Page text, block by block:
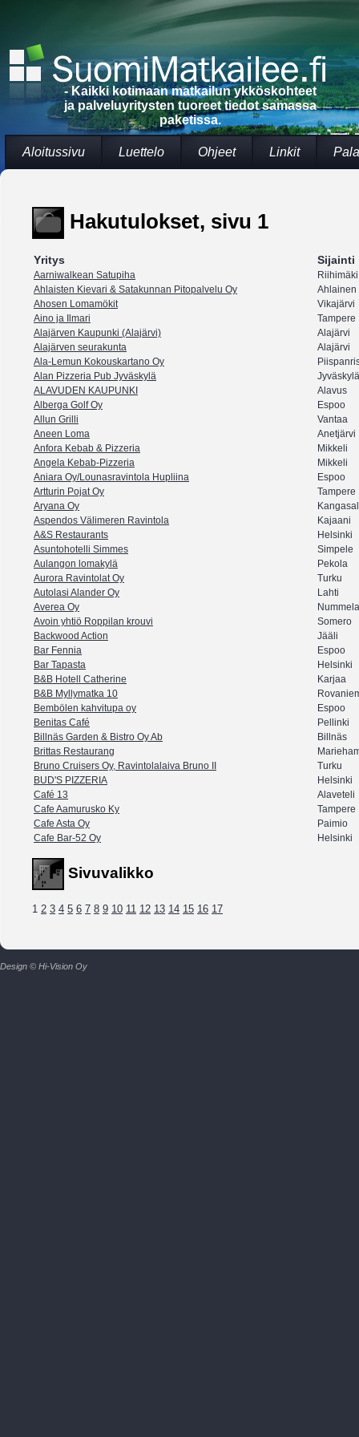
- Kaikki kotimaan matkailun ykköskohteet
ja palveluyritysten tuoreet tiedot samassa
paketissa.
Aloitussivu Luettelo Ohjeet Linkit
Hakutulokset, sivu 1
Yritys Sijainti
Aarniwalkean Satupiha
Riihimäki
Ahlaisten Kievari & Satakunnan Pitopalvelu Oy
Ahlainen
Ahosen Lomamökit
Vikajärvi
Aino ja Ilmari
Tampere
Alajärven Kaupunki (Alajärvi)
Alajärvi
Alajärven seurakunta
Alajärvi
Ala-Lemun Kokouskartano Oy
Alan Pizzeria Pub Jyväskylä
Jyväskylä
ALAVUDEN KAUPUNKI
Alavus
Alberga Golf Oy
Espoo
Allun Grilli
Vantaa
Aneen Loma
Anetjärvi
Anfora Kebab & Pizzeria
Mikkeli
Angela Kebab-Pizzeria
Mikkeli
Aniara Oy/Lounasravintola Hupliina
Espoo
Artturin Pojat Oy
Tampere
Aryana Oy
Aspendos Välimeren Ravintola
Kajaani
A&S Restaurants
Helsinki
Asuntohotelli Simmes
Simpele
Aulangon lomakylä
Pekola
Aurora Ravintolat Oy
Turku
Autolasi Alander Oy
Lahti
Averea Oy
Nummela
Avoin yhtiö Roppilan krouvi
Somero
Backwood Action
Jääli
Bar Fennia
Espoo
Bar Tapasta
Helsinki
B&B Hotell Catherine
Karjaa
B&B Myllymatka 10
Bembölen kahvitupa oy
Espoo
Benitas Café
Pellinki
Billnäs Garden & Bistro Oy Ab
Billnäs
Brittas Restaurang
Bruno Cruisers Oy, Ravintolalaiva Bruno II
Turku
BUD'S PIZZERIA
Helsinki
Café 13
Alaveteli
Cafe Aamurusko Ky
Tampere
Cafe Asta Oy
Paimio
Cafe Bar-52 Oy
Helsinki
Sivuvalikko
1 2 3 4 5 6 7 8 9 10 11 12 13 14 15 16 17
Design © Hi-Vision Oy